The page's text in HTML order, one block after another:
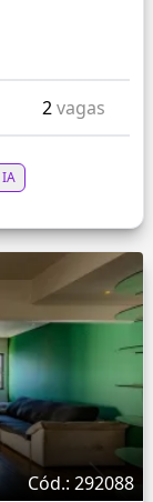
2vagas
Cód.: 292088